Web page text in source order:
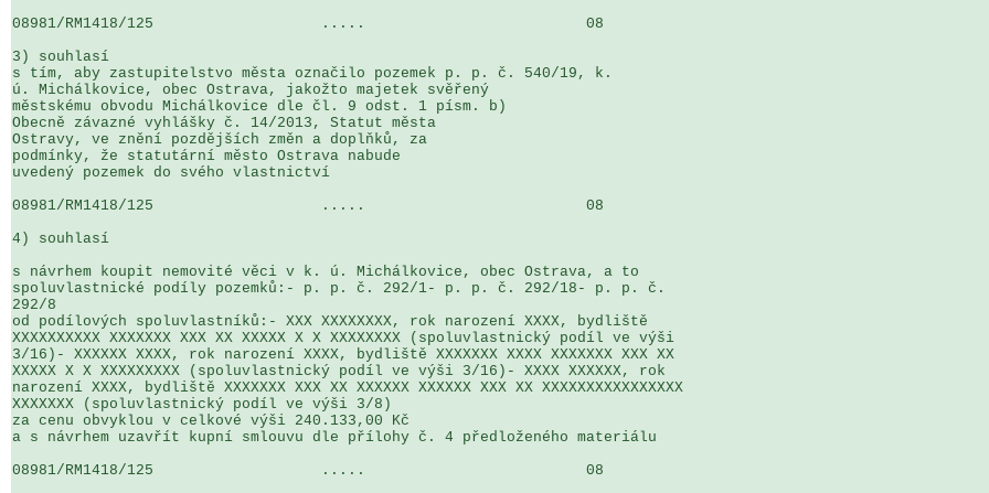
08981/RM1418/125                   .....                         08
3) souhlasí
s tím, aby zastupitelstvo města označilo pozemek p. p. č. 540/19, k.
ú. Michálkovice, obec Ostrava, jakožto majetek svěřený
městskému obvodu Michálkovice dle čl. 9 odst. 1 písm. b)
Obecně závazné vyhlášky č. 14/2013, Statut města
Ostravy, ve znění pozdějších změn a doplňků, za
podmínky, že statutární město Ostrava nabude
uvedený pozemek do svého vlastnictví
08981/RM1418/125                   .....                         08
4) souhlasí
s návrhem koupit nemovité věci v k. ú. Michálkovice, obec Ostrava, a to
spoluvlastnické podíly pozemků:- p. p. č. 292/1- p. p. č. 292/18- p. p. č.
292/8
od podílových spoluvlastníků:- XXX XXXXXXXX, rok narození XXXX, bydliště
XXXXXXXXXX XXXXXXX XXX XX XXXXX X X XXXXXXXX (spoluvlastnický podíl ve výši
3/16)- XXXXXX XXXX, rok narození XXXX, bydliště XXXXXXX XXXX XXXXXXX XXX XX
XXXXX X X XXXXXXXXX (spoluvlastnický podíl ve výši 3/16)- XXXX XXXXXX, rok
narození XXXX, bydliště XXXXXXX XXX XX XXXXXX XXXXXX XXX XX XXXXXXXXXXXXXXXX
XXXXXXX (spoluvlastnický podíl ve výši 3/8)
za cenu obvyklou v celkové výši 240.133,00 Kč
a s návrhem uzavřít kupní smlouvu dle přílohy č. 4 předloženého materiálu
08981/RM1418/125                   .....                         08